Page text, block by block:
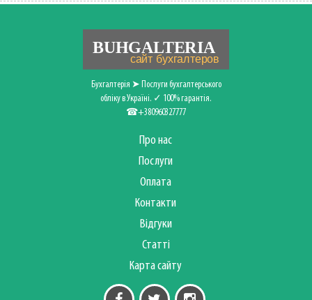
Бухгалтерія ➤ Послуги бухгалтерського
обліку в Україні. ✓ 100% гарантія.
☎+380960327777
Про нас
Послуги
Оплата
Контакти
Відгуки
Статті
Карта сайту